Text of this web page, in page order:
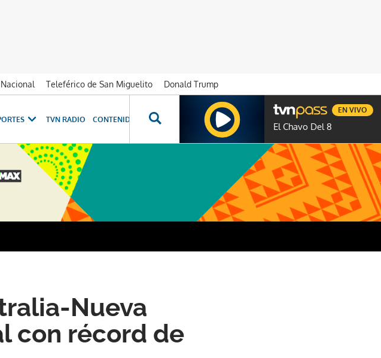
Teleférico de San Miguelito
Donald Trump
TVN RADIO CONTENIDOS ESPECIALES NOVELAS GENTE TVN
El Chavo Del 8
EN VIVO
Nueva
con récord de